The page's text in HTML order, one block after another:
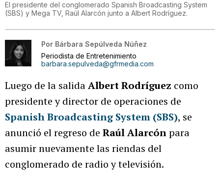
El presidente del conglomerado Spanish Broadcasting System
(SBS) y Mega TV, Raúl Alarcón junto a Albert Rodríguez.
Por Bárbara Sepúlveda Núñez
Periodista de Entretenimiento
barbara.sepulveda@gfrmedia.com
Luego de la salidaAlbert Rodríguez como
presidente y director de operaciones de
Spanish Broadcasting System (SBS), se
anunció el regreso de Raúl Alarcónpara
asumir nuevamente las riendas del
conglomerado de radio y televisión.